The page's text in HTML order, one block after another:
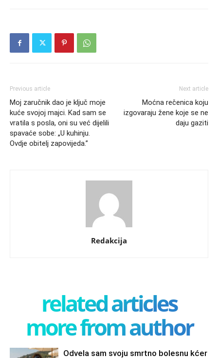
Previous article
Moj zaručnik dao je ključ moje
kuće svojoj majci. Kad sam se
vratila s posla, oni su već dijelili
spavaće sobe: „U kuhinju.
Ovdje obitelj zapovijeda.”
Next article
Moćna rečenica koju
izgovaraju žene koje se ne
daju gaziti
Redakcija
related articles
more from author
Odvela sam svoju smrtno bolesnu kćer